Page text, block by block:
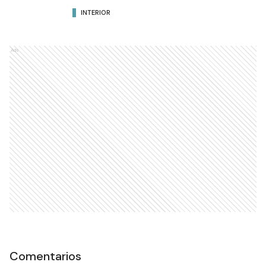
INTERIOR
Ads
Comentarios